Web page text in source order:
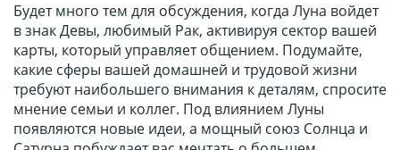
Будет много тем для обсуждения, когда Луна войдет
в знак Девы, любимый Рак, активируя сектор вашей
карты, который управляет общением. Подумайте,
какие сферы вашей домашней и трудовой жизни
требуют наибольшего внимания к деталям, спросите
мнение семьи и коллег. Под влиянием Луны
появляются новые идеи, а мощный союз Солнца и